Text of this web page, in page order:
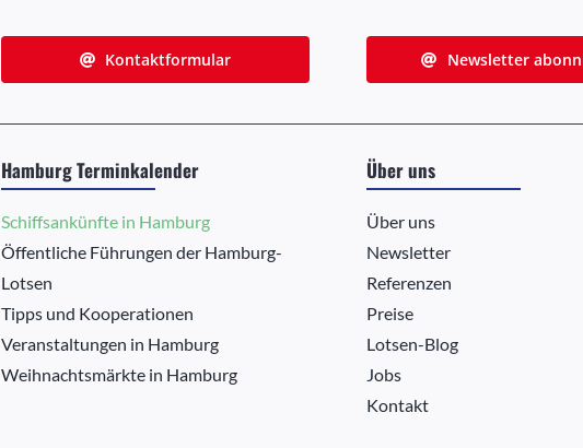
Kontaktformular Newsletter
Hamburg Terminkalender
Schiffsankünfte in Hamburg
Öffentliche Führungen der Hamburg-
Lotsen
Tipps und Kooperationen
Veranstaltungen in Hamburg
Weihnachtsmärkte in Hamburg
Über uns
Über uns
Newsletter
Referenzen
Preise
Lotsen-Blog
Jobs
Kontakt